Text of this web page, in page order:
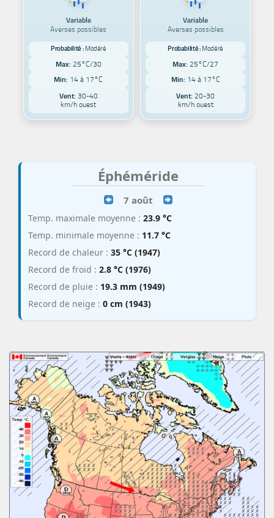
Variable
Averses possibles
Probabilité : Modéré
Max: 25°C/30
Min: 14 à 17°C
Vent:30-40
km/h ouest
Variable
Averses possibles
Probabilité : Modéré
Max: 25°C/27
Min: 14 à 17°C
Vent: 20-30
km/h ouest
Éphéméride
7 août
Temp. maximale moyenne : 23.9 °C
Temp. minimale moyenne : 11.7 °C
Record de chaleur : 35 °C (1947)
Record de froid : 2.8 °C (1976)
Record de pluie : 19.3 mm (1949)
Record de neige : 0 cm (1943)